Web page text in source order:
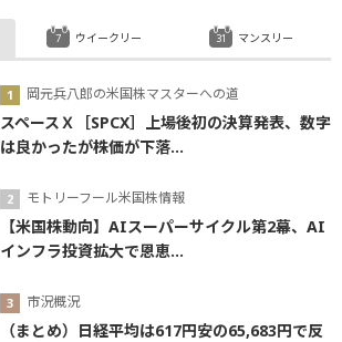
岡元兵八郎の米国株マスターへの道
スペースＸ［SPCX］上場後初の決算発表、数字
は良かったが株価が下落...
モトリーフール米国株情報
【米国株動向】AIスーパーサイクル第2幕、AI
インフラ投資拡大で恩恵...
市況概況
（まとめ）日経平均は617円安の65,683円で反
ウイークリー マンスリー